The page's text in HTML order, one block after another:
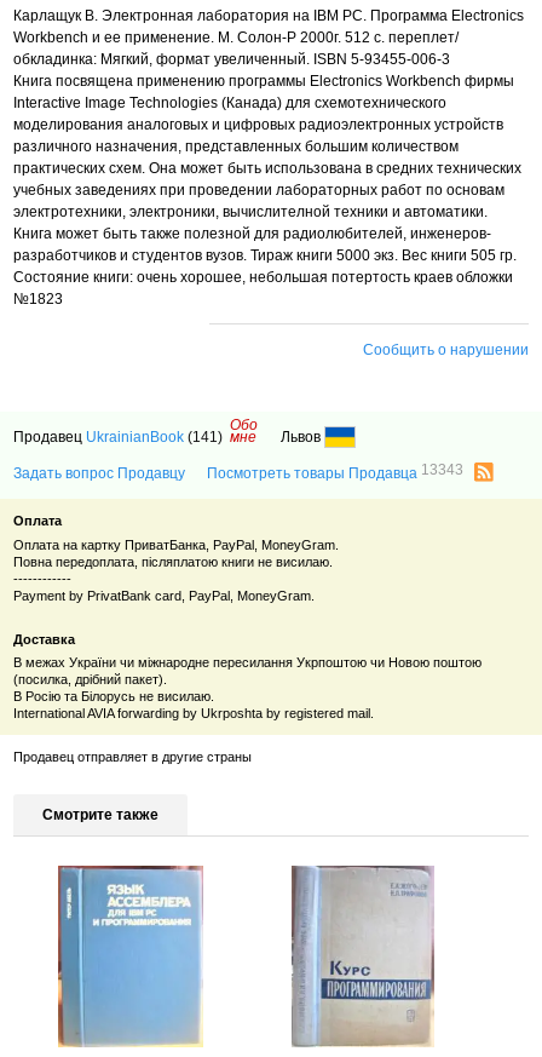
Карлащук В. Электронная лаборатория на IBM PC. Программа Electronics
Workbench и ее применение. М. Солон-Р 2000г. 512 с. переплет/
обкладинка: Мягкий, формат увеличенный. ISBN 5-93455-006-3
Книга посвящена применению программы Electronics Workbench фирмы
Interactive Image Technologies (Канада) для схемотехнического
моделирования аналоговых и цифровых радиоэлектронных устройств
различного назначения, представленных большим количеством
практических схем. Она может быть использована в средних технических
учебных заведениях при проведении лабораторных работ по основам
электротехники, электроники, вычислителной техники и автоматики.
Книга может быть также полезной для радиолюбителей, инженеров-
разработчиков и студентов вузов. Тираж книги 5000 экз. Вес книги 505 гр.
Состояние книги: очень хорошее, небольшая потертость краев обложки
№1823
Сообщить о нарушении
Продавец UkrainianBook (141)
Обо
мне Львов
Задать вопрос Продавцу Посмотреть товары Продавца 13343
Оплата
Оплата на картку ПриватБанка, PayPal, MoneyGram.
Повна передоплата, післяплатою книги не висилаю.
------------
Payment by PrivatBank card, PayPal, MoneyGram.
Доставка
В межах України чи міжнародне пересилання Укрпоштою чи Новою поштою
(посилка, дрібний пакет).
В Росію та Білорусь не висилаю.
International AVIA forwarding by Ukrposhta by registered mail.
Продавец отправляет в другие страны
Смотрите также